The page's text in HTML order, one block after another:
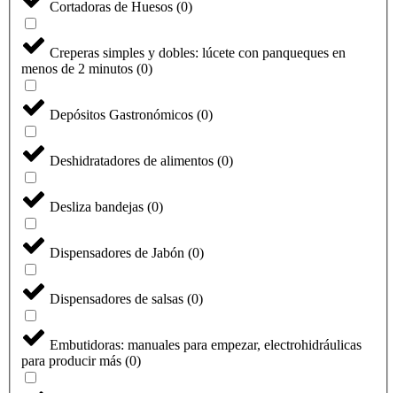
Cortadoras de Huesos (0)
Creperas simples y dobles: lúcete con panqueques en
menos de 2 minutos (0)
Depósitos Gastronómicos (0)
Deshidratadores de alimentos (0)
Desliza bandejas (0)
Dispensadores de Jabón (0)
Dispensadores de salsas (0)
Embutidoras: manuales para empezar, electrohidráulicas
para producir más (0)